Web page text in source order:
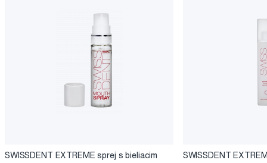
SWISSDENT EXTREME sprej s bieliacim SWISSDENT